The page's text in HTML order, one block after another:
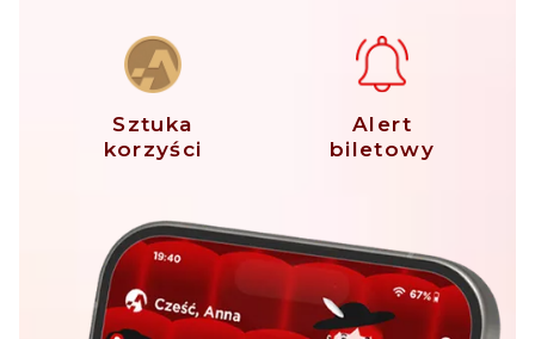
Sztuka
korzyści
Alert
biletowy